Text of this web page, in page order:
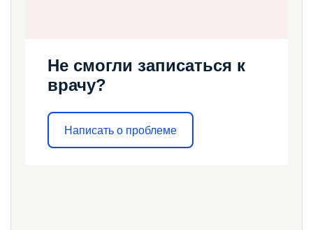
Не смогли записаться к
врачу?
Написать о проблеме